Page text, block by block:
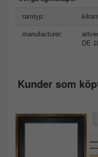
ramtyp:
manufacturer:
DE
Kunder som